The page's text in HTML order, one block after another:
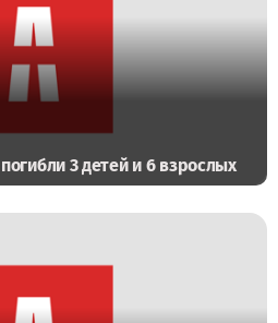
3 детей и 6 взрослых